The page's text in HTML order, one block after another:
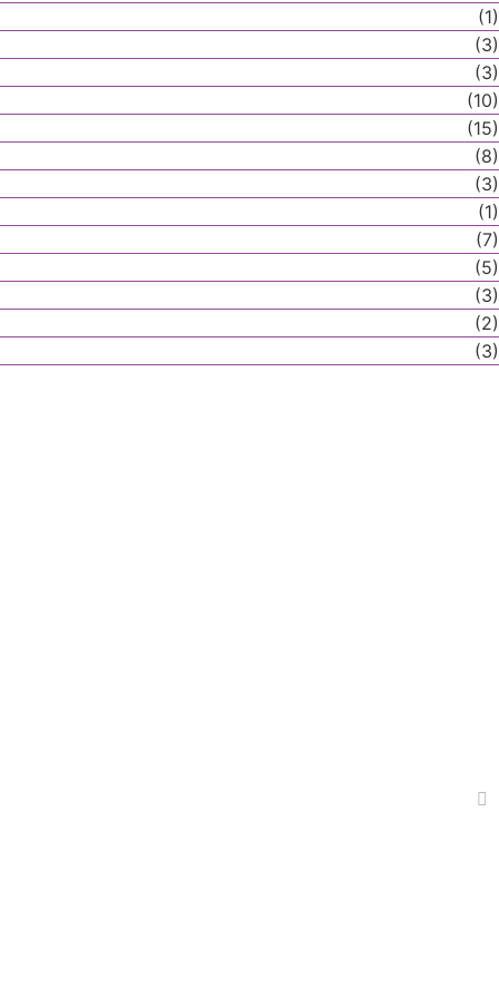
(1)
(3)
(3)
(10)
(15)
(8)
(3)
(1)
(7)
(5)
(3)
(2)
(3)